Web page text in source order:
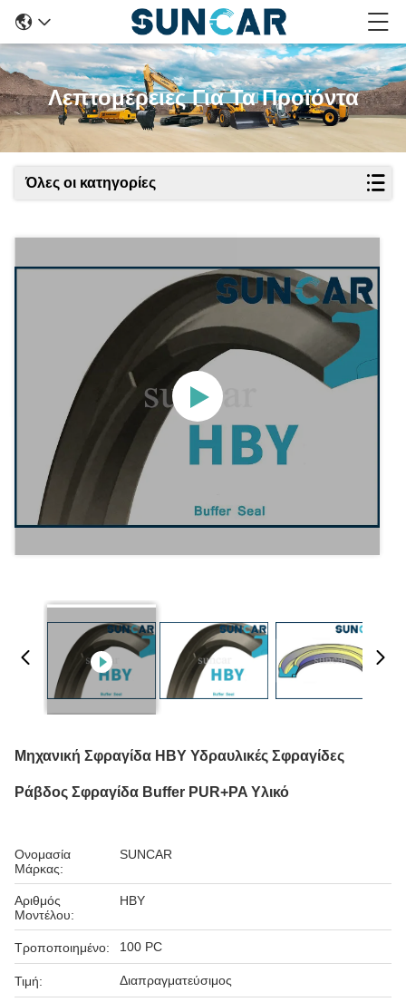
Λεπτομέρειες Για Τα Προϊόντα
Όλες οι κατηγορίες
Μηχανική Σφραγίδα HBY Υδραυλικές Σφραγίδες
Ράβδος Σφραγίδα Buffer PUR+PA Υλικό
Ονομασία
Μάρκας:
SUNCAR
Αριθμός
Μοντέλου:
HBY
Τροποποιημένο: 100 PC
Τιμή: Διαπραγματεύσιμος